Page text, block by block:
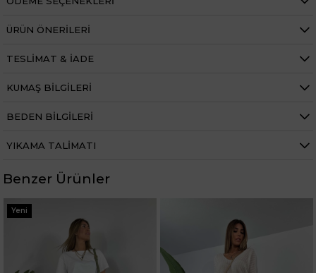
Manken ölçüleri ise;
Mankenimiz S beden giymiştir
Göğüs 83 cm
Alt karın 76 cm
Boy 1.70 cm
Bel
Boy
Kumaş Tipi
Desen
ÜRÜN ÖNERILERI
TESLIMAT & İADE
KUMAŞ BILGILERI
BEDEN BILGILERI
YIKAMA TALIMATI
Benzer Ürünler
Yeni